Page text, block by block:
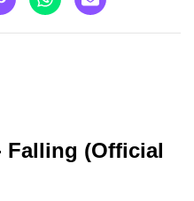
Falling (Official